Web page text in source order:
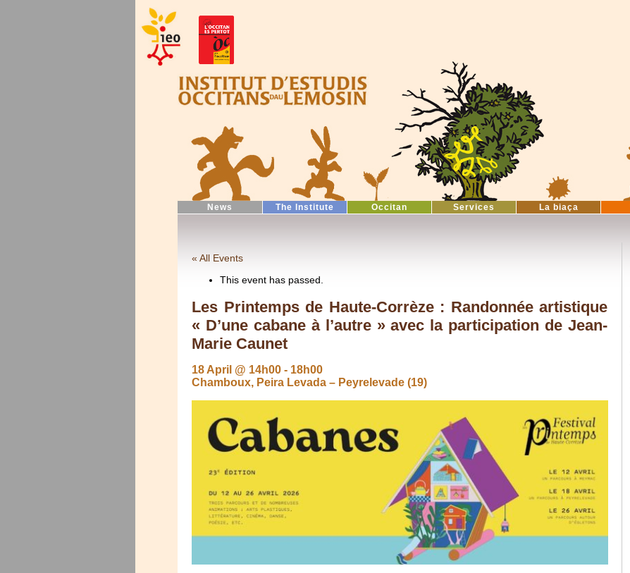
News The Institute Occitan Services La biaça
« All Events
This event has passed.
Les Printemps de Haute-Corrèze : Randonnée artistique
« D’une cabane à l’autre » avec la participation de Jean-
Marie Caunet
18 April @ 14h00 - 18h00
Chamboux, Peira Levada – Peyrelevade (19)